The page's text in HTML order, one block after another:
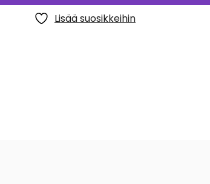
Lisää suosikkeihin